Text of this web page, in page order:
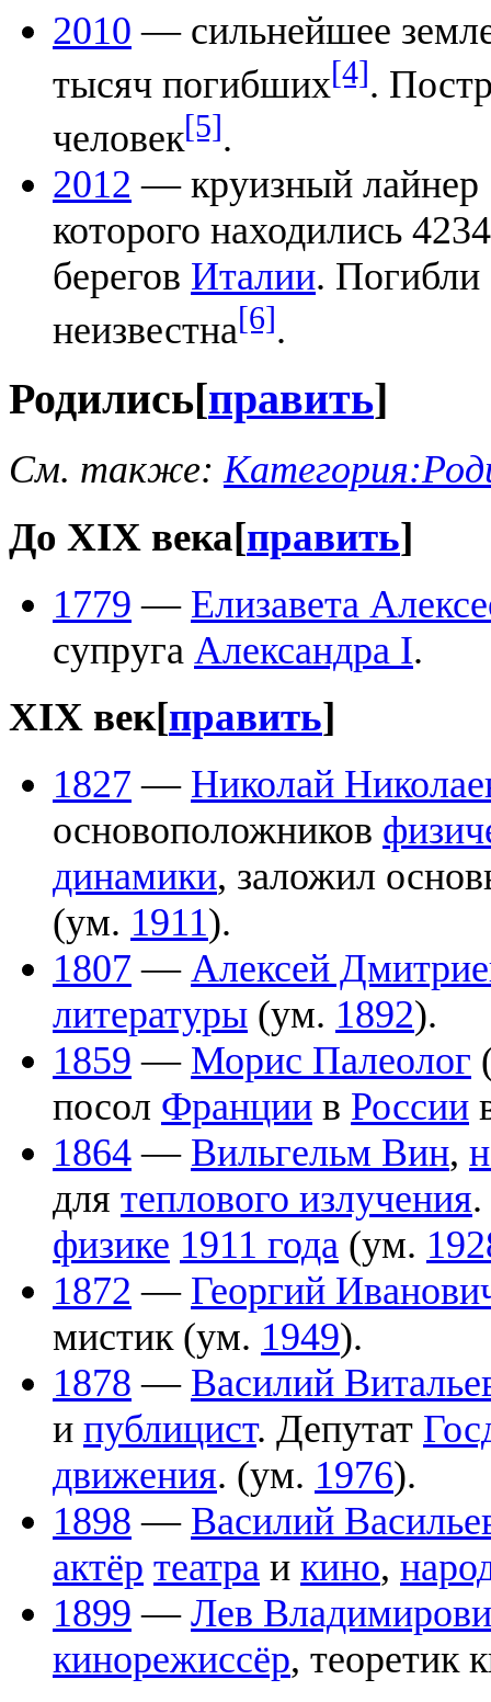
2010 — сильнейшее
тысяч погибших[4].
человек[5].
2012 — круизный лайнер
которого находились
берегов Италии. Погибли
неизвестна[6].
Родились[править]
См. также:
До XIX века[править]
1779 — Елизавета
супруга Александра I.
XIX век[править]
1827 — Николай
основоположников
динамики, заложил
(ум. 1911).
1807 — Алексей
литературы (ум. 1892).
1859 — Морис Палеолог
посол Франции в России
1864 — Вильгельм Вин,
для теплового излучения
физике 1911 года (ум.
1872 — Георгий
мистик (ум. 1949).
1878 — Василий
и публицист. Депутат
движения. (ум. 1976).
1898 — Василий
актёр театра и кино,
1899 — Лев
кинорежиссёр, теоретик